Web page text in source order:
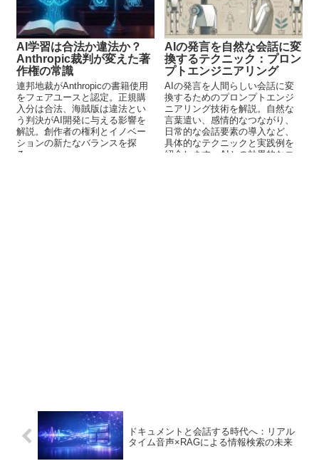
AI学習は合法か違法か？
Anthropic裁判が変えた著
作権の常識
連邦地裁がAnthropicの書籍使用
をフェアユースと認定。正規購
入分は合法、海賊版は違法とい
う判決がAI開発に与える影響を
解説。創作者の権利とイノベー
ションの新たなバランスを探
る。
AIの発言を自然な会話に変
換するテクニック：プロン
プトエンジニアリング
AIの発言を人間らしい会話に変
換するためのプロンプトエンジ
ニアリング技術を解説。自然な
言葉遣い、感情的なつながり、
日常的な会話要素の導入など、
具体的なテクニックと実践例を
紹介します。AIとの効果的なコ
ドキュメントと会話する時代へ：リアル
タイム音声×RAGによる情報検索の未来